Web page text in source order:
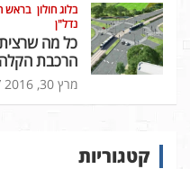
בלוג חולון בראש
נדל"ן
כל מה
הרכבת הקלה
מרץ 30, 2016
קטגוריות